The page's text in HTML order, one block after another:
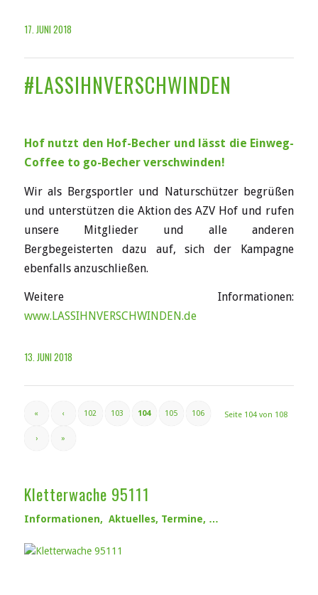
17. JUNI 2018
#LASSIHNVERSCHWINDEN
Hof nutzt den Hof-Becher und lässt die Einweg-
Coffee to go-Becher verschwinden!
Wir als Bergsportler und Naturschützer begrüßen
und unterstützen die Aktion des AZV Hof und rufen
unsere Mitglieder und alle anderen
Bergbegeisterten dazu auf, sich der Kampagne
ebenfalls anzuschließen.
Weitere Informationen:
www.LASSIHNVERSCHWINDEN.de
13. JUNI 2018
Seite 104 von 108
« ‹ 102 103 104 105 106
› »
Kletterwache 95111
Informationen, Aktuelles, Termine, …